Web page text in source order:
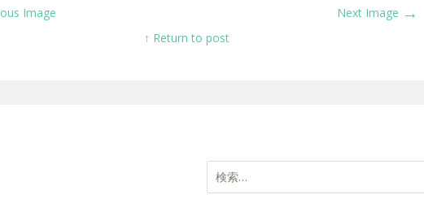
Image Next Image →
↑ Return to post
索: